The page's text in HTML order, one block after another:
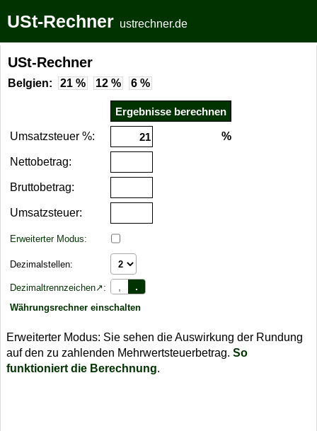
USt-Rechner ustrechner.de
USt-Rechner
Belgien: 21 % 12 % 6 %
Umsatzsteuer %: %
Nettobetrag:
Bruttobetrag:
Umsatzsteuer:
Erweiterter Modus:
Dezimalstellen:
Dezimaltrennzeichen↗: .
Währungsrechner einschalten
Erweiterter Modus: Sie sehen die Auswirkung der Rundung
auf den zu zahlenden Mehrwertsteuerbetrag. So
funktioniert die Berechnung.